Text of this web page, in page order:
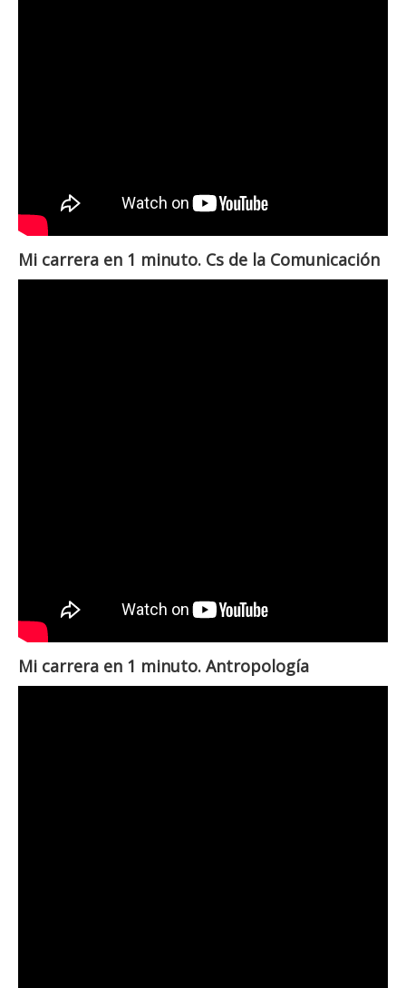
Mi carrera en 1 minuto. Cs de la Comunicación
Mi carrera en 1 minuto. Antropología